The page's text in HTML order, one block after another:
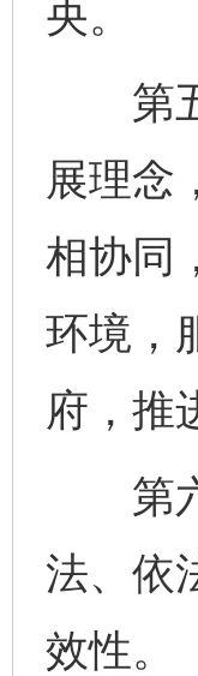
央。
第五
展理念
相协同
环境，
府，推
第六
法、依
效性。